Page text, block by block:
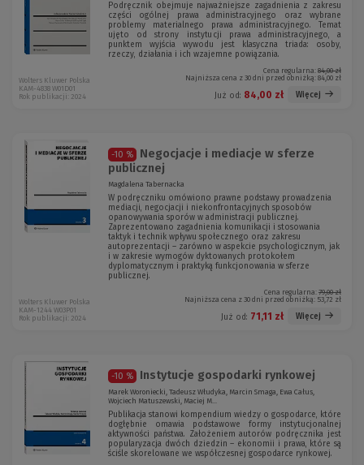
Podręcznik obejmuje najważniejsze zagadnienia z zakresu
części ogólnej prawa administracyjnego oraz wybrane
problemy materialnego prawa administracyjnego. Temat
ujęto od strony instytucji prawa administracyjnego, a
punktem wyjścia wywodu jest klasyczna triada: osoby,
rzeczy, działania i ich wzajemne powiązania.
Cena regularna: 84,00 zł
Najniższa cena z 30 dni przed obniżką: 84,00 zł
Już od: 84,00 zł Więcej
Wolters Kluwer Polska
KAM-4838 W01D01
Rok publikacji: 2024
-10 %
Negocjacje i mediacje w sferze
publicznej
Magdalena Tabernacka
W podręczniku omówiono prawne podstawy prowadzenia
mediacji, negocjacji i niekonfrontacyjnych sposobów
opanowywania sporów w administracji publicznej.
Zaprezentowano zagadnienia komunikacji i stosowania
taktyk i technik wpływu społecznego oraz zakresu
autoprezentacji – zarówno w aspekcie psychologicznym, jak
i w zakresie wymogów dyktowanych protokołem
dyplomatycznym i praktyką funkcjonowania w sferze
publicznej.
Cena regularna: 79,00 zł
Najniższa cena z 30 dni przed obniżką: 53,72 zł
Już od: 71,11 zł Więcej
Wolters Kluwer Polska
KAM-1244 W03P01
Rok publikacji: 2024
-10 % Instytucje gospodarki rynkowej
Marek Woroniecki, Tadeusz Włudyka, Marcin Smaga, Ewa Całus,
Wojciech Matuszewski, Maciej M...
Publikacja stanowi kompendium wiedzy o gospodarce, które
dogłębnie omawia podstawowe formy instytucjonalnej
aktywności państwa. Założeniem autorów podręcznika jest
popularyzacja dwóch dziedzin – ekonomii i prawa, które są
ściśle skorelowane we współczesnej gospodarce rynkowej.